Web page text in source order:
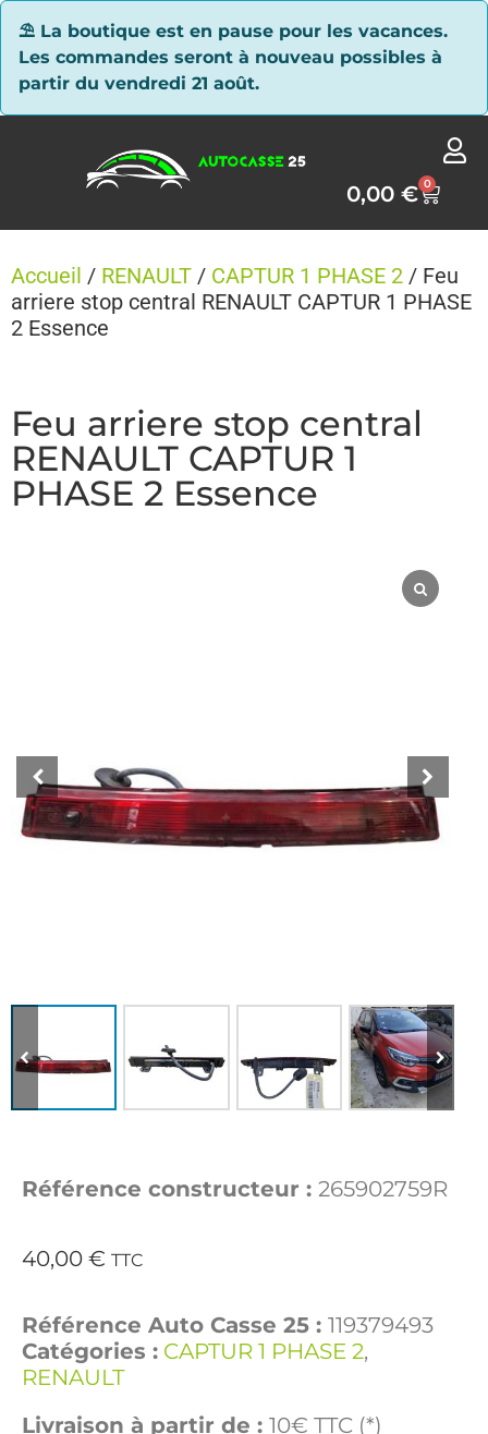
⛱ La boutique est en pause pour les vacances.
Les commandes seront à nouveau possibles à
partir du vendredi 21 août.
0,00€ 0
Accueil / RENAULT / CAPTUR 1 PHASE 2 / Feu
arriere stop central RENAULT CAPTUR 1 PHASE
2 Essence
Feu arriere stop central
RENAULT CAPTUR 1
PHASE 2 Essence
Référence constructeur : 265902759R
40,00 € TTC
Référence Auto Casse 25 : 119379493
Catégories : CAPTUR 1 PHASE 2,
RENAULT
Livraison à partir de : 10€ TTC (*)
Panneau de gestion des cookies